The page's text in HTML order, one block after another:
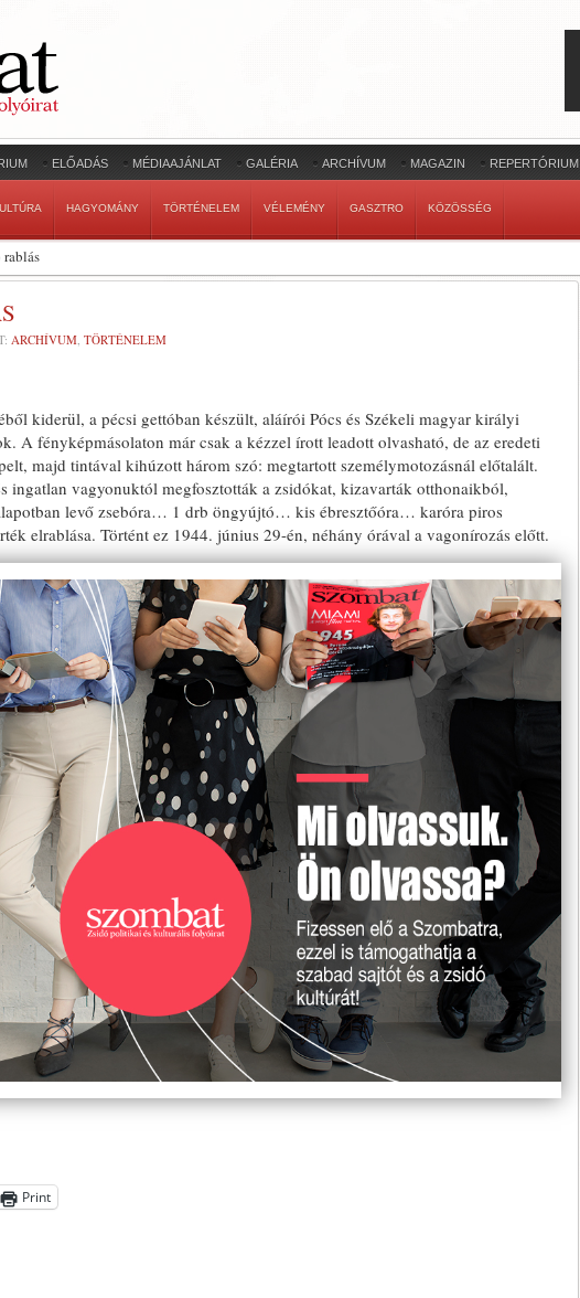
ELŐADÁS MÉDIAAJÁNLAT GALÉRIA ARCHÍVUM MAGAZIN REPERTÓRIUM
HAGYOMÁNY TÖRTÉNELEM VÉLEMÉNY GASZTRO KÖZÖSSÉG
ARCHÍVUM, TÖRTÉNELEM
kiderül, a pécsi gettóban készült, aláírói Pócs és Székeli magyar királyi
A fényképmásolaton már csak a kézzel írott leadott olvasható, de az eredeti
majd tintával kihúzott három szó: megtartott személymotozásnál előtalált.
ingatlan vagyonuktól megfosztották a zsidókat, kizavarták otthonaikból,
levő zsebóra… 1 drb öngyújtó… kis ébresztőóra… karóra piros
elrablása. Történt ez 1944. június 29-én, néhány órával a vagonírozás előtt.
Print